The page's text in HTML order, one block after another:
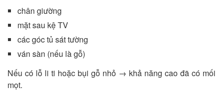
chân giường
mặt sau kệ TV
các góc tủ sát tường
ván sàn (nếu là gỗ)
Nếu có lỗ li ti hoặc bụi gỗ nhỏ → khả năng cao đã có mối
mọt.